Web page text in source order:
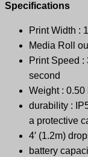
Specifications
Print Width :
Media Roll
Print Speed :
second
Weight : 0.50
durability :
a protective
4′ (1.2m)
battery